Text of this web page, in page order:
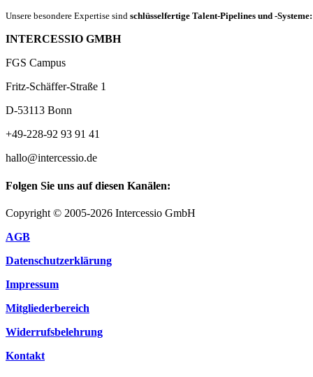
Unsere besondere Expertise sind schlüsselfertige Talent-Pipelines und -Systeme:
INTERCESSIO GMBH
FGS Campus
Fritz-Schäffer-Straße 1
D-53113 Bonn
+49-228-92 93 91 41
hallo@intercessio.de
Folgen Sie uns auf diesen Kanälen:
Copyright © 2005-2026 Intercessio GmbH
AGB
Datenschutzerklärung
Impressum
Mitgliederbereich
Widerrufsbelehrung
Kontakt